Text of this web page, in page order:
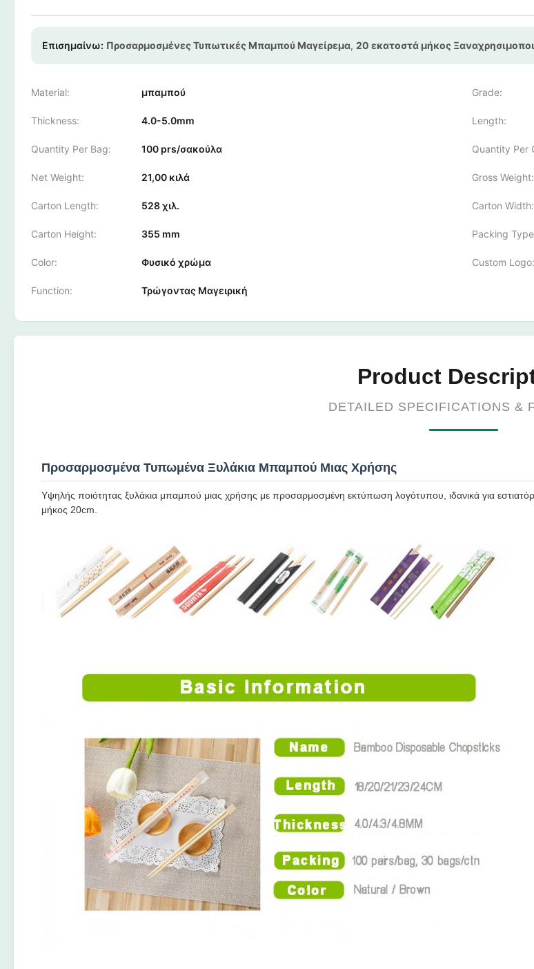
Επισημαίνω: Προσαρμοσμένες Τυπωτικές Μπαμπού Μαγείρεμα, 20 εκατοστά μήκος
Material: μπαμπού Grade:
Thickness: 4.0-5.0mm Length:
Quantity Per Bag: 100 prs/σακούλα Quantity Per
Net Weight: 21,00 κιλά Gross Weight:
Carton Length: 528 χιλ. Carton Width:
Carton Height: 355 mm Packing
Color: Φυσικό χρώμα Custom Logo:
Function: Τρώγοντας Μαγειρική
Product
DETAILED SPECIFICATIONS &
Προσαρμοσμένα Τυπωμένα Ξυλάκια Μπαμπού Μιας Χρήσης
Υψηλής ποιότητας ξυλάκια μπαμπού μιας χρήσης με προσαρμοσμένη εκτύπωση λογότυπου, ιδανικά για
μήκος 20cm.